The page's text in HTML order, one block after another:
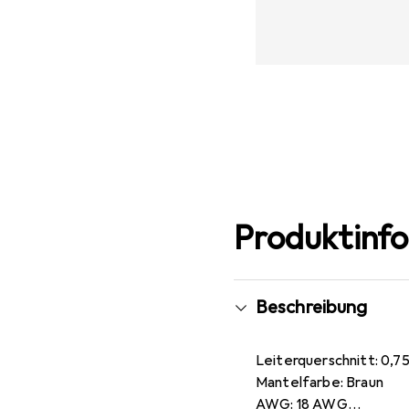
Beschreibung
Leiterquerschnitt: 0,75
Mantelfarbe: Braun
AWG: 18 AWG